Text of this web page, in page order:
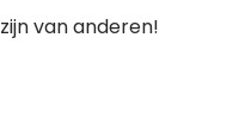
van anderen!